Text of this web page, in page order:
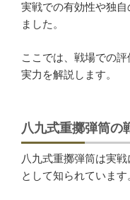
実戦での有効性や独
ました。
ここでは、戦場での
実力を解説します。
八九式重擲弾筒の
八九式重擲弾筒は実
として知られています